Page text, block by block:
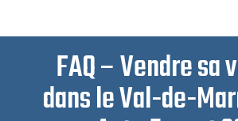
FAQ – Vendre sa
dans le Val-de-